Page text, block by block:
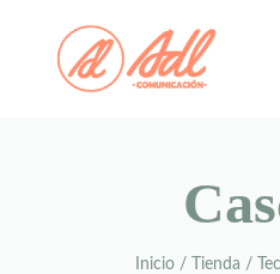
contenido
Inicio / Tienda /